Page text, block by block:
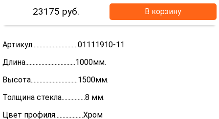
23175 руб. В корзину
Артикул...............................01111910-11
Длина..................................1000мм.
Высота................................1500мм.
Толщина стекла................8 мм.
Цвет профиля...................Хром